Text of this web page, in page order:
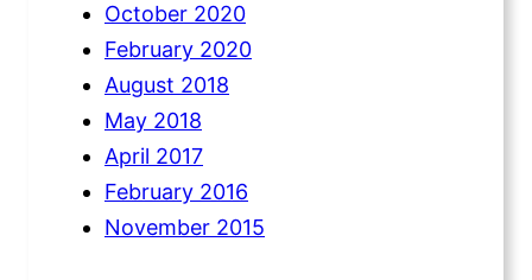
October 2020
February 2020
August 2018
May 2018
April 2017
February 2016
November 2015